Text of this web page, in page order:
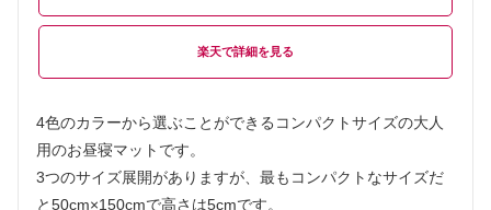
楽天
4色のカラーから選ぶことができるコンパクトサイズの大人
用のお昼寝マットです。
3つのサイズ展開がありますが、最もコンパクトなサイズだ
と50cm×150cmで高さは5cmです。